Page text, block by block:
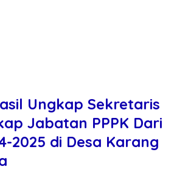
Ungkap Sekretaris
Jabatan PPPK Dari
2025 di Desa Karang